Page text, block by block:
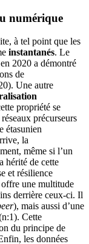
numérique
à tel point que les
instantanés. Le
2020 a démontré
de
Une autre
propriété se
précurseurs
étasunien
la
même si l’un
hérité de cette
et résilience
une multitude
derrière ceux-ci. Il
), mais aussi d’une
Cette
du principe de
les données